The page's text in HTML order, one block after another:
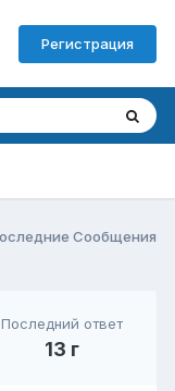
Регистрация
Сообщения
Последний ответ
13 г